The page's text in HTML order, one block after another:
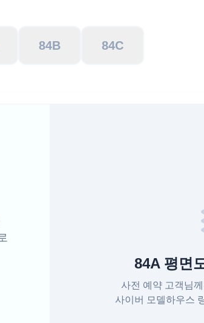
84B 84C
84A 평면
사전 예약 고객님
사이버 모델하우스